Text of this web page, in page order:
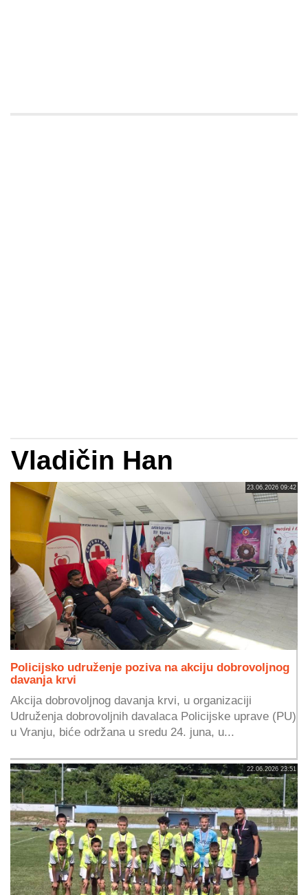
Vladičin Han
23.06.2026 09:42
Policijsko udruženje poziva na akciju dobrovoljnog
davanja krvi
Akcija dobrovoljnog davanja krvi, u organizaciji
Udruženja dobrovoljnih davalaca Policijske uprave (PU)
u Vranju, biće održana u sredu 24. juna, u...
22.06.2026 23:51